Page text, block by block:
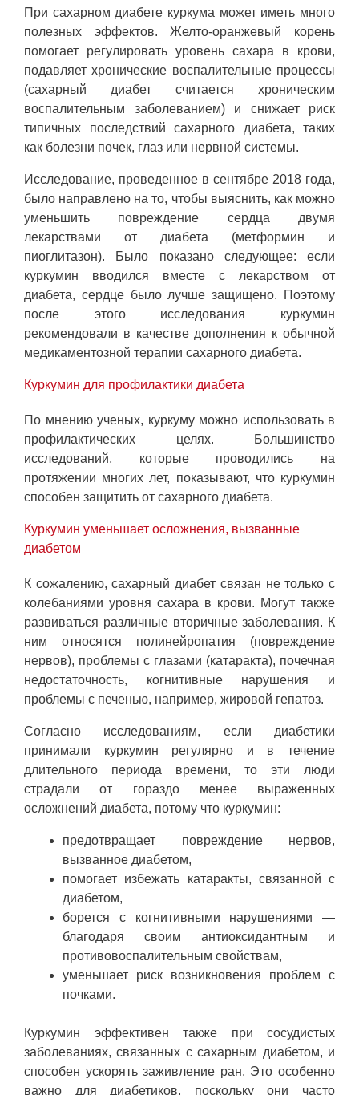
При сахарном диабете куркума может иметь много
полезных эффектов. Желто-оранжевый корень
помогает регулировать уровень сахара в крови,
подавляет хронические воспалительные процессы
(сахарный диабет считается хроническим
воспалительным заболеванием) и снижает риск
типичных последствий сахарного диабета, таких
как болезни почек, глаз или нервной системы.
Исследование, проведенное в сентябре 2018 года,
было направлено на то, чтобы выяснить, как можно
уменьшить повреждение сердца двумя
лекарствами от диабета (метформин и
пиоглитазон). Было показано следующее: если
куркумин вводился вместе с лекарством от
диабета, сердце было лучше защищено. Поэтому
после этого исследования куркумин
рекомендовали в качестве дополнения к обычной
медикаментозной терапии сахарного диабета.
Куркумин для профилактики диабета
По мнению ученых, куркуму можно использовать в
профилактических целях. Большинство
исследований, которые проводились на
протяжении многих лет, показывают, что куркумин
способен защитить от сахарного диабета.
Куркумин уменьшает осложнения, вызванные
диабетом
К сожалению, сахарный диабет связан не только с
колебаниями уровня сахара в крови. Могут также
развиваться различные вторичные заболевания. К
ним относятся полинейропатия (повреждение
нервов), проблемы с глазами (катаракта), почечная
недостаточность, когнитивные нарушения и
проблемы с печенью, например, жировой гепатоз.
Согласно исследованиям, если диабетики
принимали куркумин регулярно и в течение
длительного периода времени, то эти люди
страдали от гораздо менее выраженных
осложнений диабета, потому что куркумин:
предотвращает повреждение нервов,
вызванное диабетом,
помогает избежать катаракты, связанной с
диабетом,
борется с когнитивными нарушениями —
благодаря своим антиоксидантным и
противовоспалительным свойствам,
уменьшает риск возникновения проблем с
почками.
Куркумин эффективен также при сосудистых
заболеваниях, связанных с сахарным диабетом, и
способен ускорять заживление ран. Это особенно
важно для диабетиков, поскольку они часто